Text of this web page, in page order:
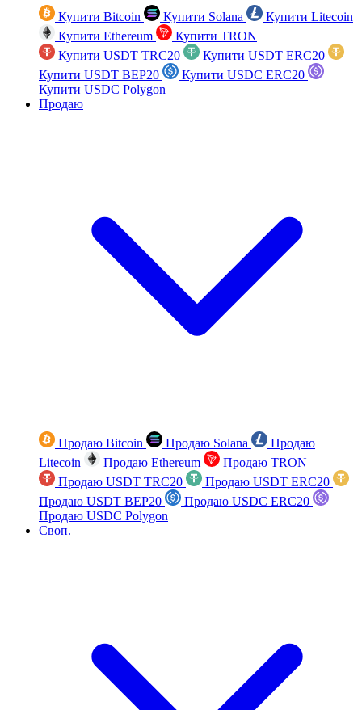
Купити Bitcoin Купити Solana
Купити Litecoin
Купити Ethereum
Купити TRON
Купити USDT TRC20
Купити USDT ERC20
Купити USDT BEP20
Купити USDC ERC20
Купити USDC Polygon
Продаю
Продаю Bitcoin Продаю Solana
Продаю
Litecoin
Продаю Ethereum
Продаю TRON
Продаю USDT TRC20
Продаю USDT ERC20
Продаю USDT BEP20
Продаю USDC ERC20
Продаю USDC Polygon
Своп.